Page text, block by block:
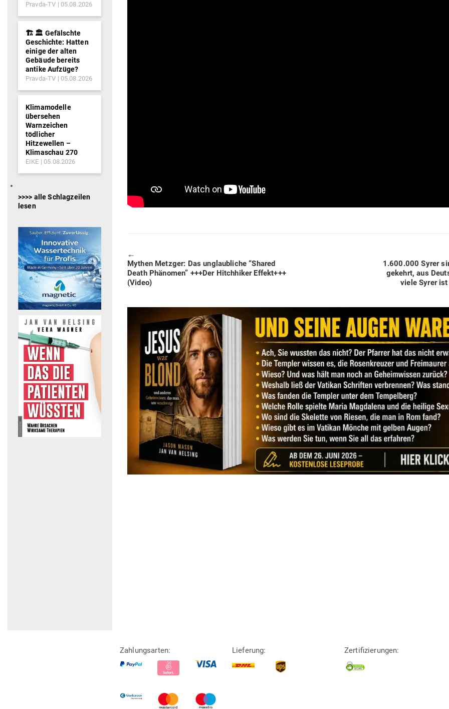
🠔
Previous
post:
Mythen Metzger: Das unglaub­liche “Shared
Death Phä­nomen” +++Der Hitch­hiker Effekt+++
(Video)
Next
post:
1.600.000 Syrer
ge­kehrt, aus
viele Syrer
Pravda-TV 05.08.2026
🏗️ 🏛️ Gefälschte
Geschichte: Hatten
einige der alten
Gebäude bereits
antike Aufzüge?
Pravda-TV 05.08.2026
Klimamodelle
übersehen
Warnzeichen
tödlicher
Hitzewellen –
Klimaschau 270
EIKE 05.08.2026
>>>> alle Schlagzeilen
lesen
Zahlungsarten: Lieferung: Zertifizierungen: